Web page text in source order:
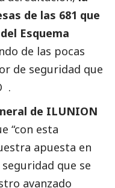
de las 681 que
Esquema
de las pocas
de seguridad que
.
de ILUNION
“con esta
apuesta en
que se
avanzado